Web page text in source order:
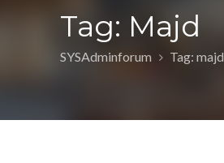
Tag: Majd
SYSAdminforum Tag: majd